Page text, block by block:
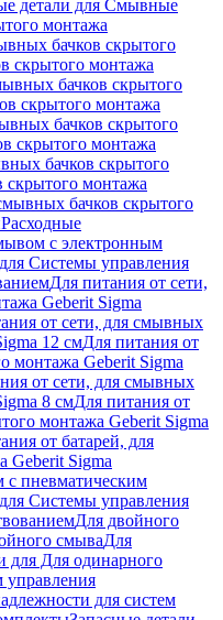
детали для Смывные
монтажа
бачков скрытого
скрытого монтажа
бачков скрытого
скрытого монтажа
бачков скрытого
скрытого монтажа
бачков скрытого
монтажа
бачков скрытого
Расходные
с электронным
Системы управления
Для питания от сети,
Geberit Sigma
от сети, для смывных
12 смДля питания от
монтажа Geberit Sigma
от сети, для смывных
8 смДля питания от
монтажа Geberit Sigma
от батарей, для
Geberit Sigma
пневматическим
Системы управления
Для двойного
смываДля
для Для одинарного
управления
для систем